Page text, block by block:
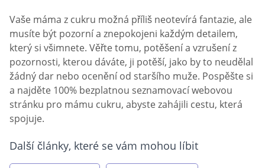
Vaše máma z cukru možná příliš neotevírá fantazie, ale
musíte být pozorní a znepokojeni každým detailem,
který si všimnete. Věřte tomu, potěšení a vzrušení z
pozornosti, kterou dáváte, ji potěší, jako by to neudělal
žádný dar nebo ocenění od staršího muže. Pospěšte si
a najděte 100% bezplatnou seznamovací webovou
stránku pro mámu cukru, abyste zahájili cestu, která
spojuje.
Další články, které se vám mohou líbit